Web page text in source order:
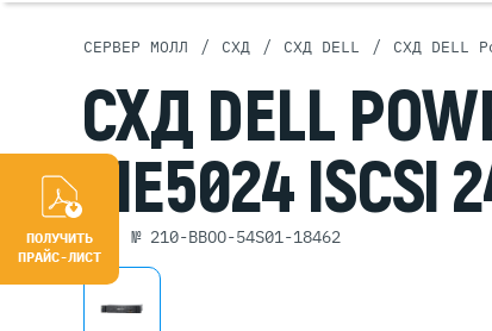
СЕРВЕР МОЛЛ / СХД / СХД DELL / СХД DELL
СХД DELL
ME5024 ISCSI
арт. № 210-BBOO-54S01-18462
ПОЛУЧИТЬ
ПРАЙС-ЛИСТ